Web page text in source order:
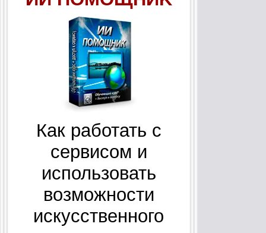
Как работать с
сервисом и
использовать
возможности
искусственного